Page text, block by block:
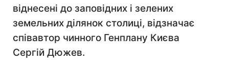
віднесені до заповідних і зелених
земельних ділянок столиці, відзначає
співавтор чинного Генплану Києва
Сергій Дюжев.